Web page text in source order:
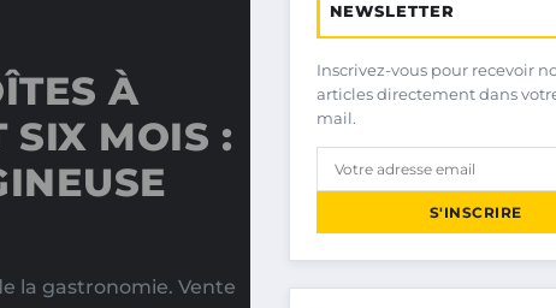
À
SIX MOIS :
la gastronomie. Vente
NEWSLETTER
Inscrivez-vous pour recevoir
articles directement dans
mail.
S'INSCRIRE